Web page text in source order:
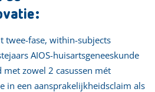
twee-fase, within-subjects
AIOS-huisartsgeneeskunde
zowel 2 casussen mét
in een aansprakelijkheidsclaim als